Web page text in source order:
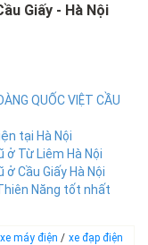
Giấy - Hà Nội
QUỐC VIỆT CẦU
tại Hà Nội
Từ Liêm Hà Nội
Cầu Giấy Hà Nội
Năng tốt nhất
xe máy điện / xe đạp điện